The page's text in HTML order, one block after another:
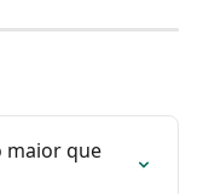
maior que